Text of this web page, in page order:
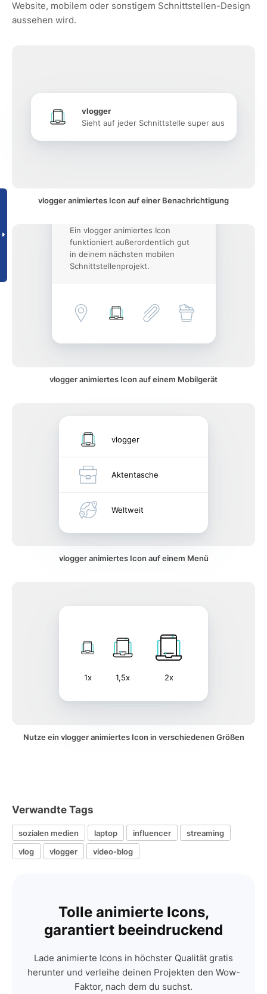
Website, mobilem oder sonstigem Schnittstellen-Design
aussehen wird.
vlogger
Sieht auf jeder Schnittstelle super aus
vlogger animiertes Icon auf einer Benachrichtigung
Ein vlogger animiertes Icon
funktioniert außerordentlich gut
in deinem nächsten mobilen
Schnittstellenprojekt.
vlogger animiertes Icon auf einem Mobilgerät
vlogger
Aktentasche
Weltweit
vlogger animiertes Icon auf einem Menü
1x 1,5x 2x
Nutze ein vlogger animiertes Icon in verschiedenen Größen
Verwandte Tags
sozialen medien laptop influencer
streaming
vlog
vlogger video-blog
Tolle animierte Icons,
garantiert beeindruckend
Lade animierte Icons in höchster Qualität gratis
herunter und verleihe deinen Projekten den Wow-
Faktor, nach dem du suchst.